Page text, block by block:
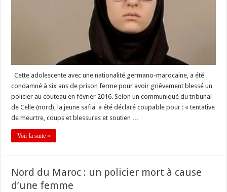
Cette adolescente avec une nationalité germano-marocaine, a été
condamné à six ans de prison ferme pour avoir grièvement blessé un
policier au couteau en février 2016. Selon un communiqué du tribunal
de Celle (nord), la jeune safia a été déclaré coupable pour : « tentative
de meurtre, coups et blessures et soutien …
Voir la suite »
Nord du Maroc : un policier mort à cause
d’une femme